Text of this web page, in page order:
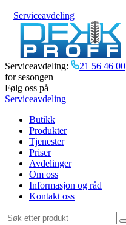
Serviceavdeling
Serviceavdeling: 21 56 46 00
for sesongen
Følg oss på
Serviceavdeling
Butikk
Produkter
Tjenester
Priser
Avdelinger
Om oss
Informasjon og råd
Kontakt oss